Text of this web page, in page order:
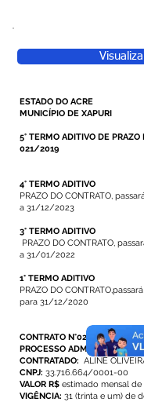
ESTADO DO ACRE
MUNICÍPIO DE XAPURI
5° TERMO ADITIVO DE PRAZO
021/2019
4° TERMO ADITIVO
PRAZO DO CONTRATO,
a 31/12/2023
3° TERMO ADITIVO
PRAZO DO CONTRATO,
a 31/01/2022
1° TERMO ADITIVO
PRAZO DO
para 31/12/2020
CONTRATO N°021/2019
PROCESSO ADM. N°042/2019
CONTRATADO: ALINE
CNPJ: 33.716.664/0001-00
VALOR R$ estimado mensal de
VIGÊNCIA: 31 (trinta e um) de